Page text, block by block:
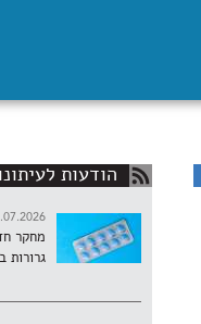
הודעות
מחקר
גרורות